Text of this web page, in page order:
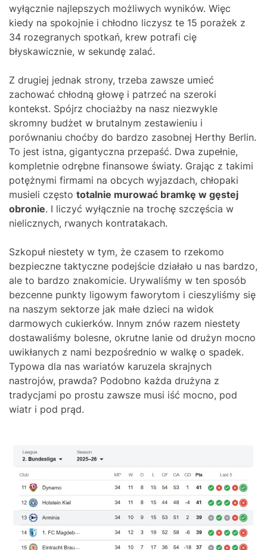
wyłącznie najlepszych możliwych wyników. Więc
kiedy na spokojnie i chłodno liczysz te 15 porażek z
34 rozegranych spotkań, krew potrafi cię
błyskawicznie, w sekundę zalać.
Z drugiej jednak strony, trzeba zawsze umieć
zachować chłodną głowę i patrzeć na szeroki
kontekst. Spójrz chociażby na nasz niezwykle
skromny budżet w brutalnym zestawieniu i
porównaniu choćby do bardzo zasobnej Herthy Berlin.
To jest istna, gigantyczna przepaść. Dwa zupełnie,
kompletnie odrębne finansowe światy. Grając z takimi
potężnymi firmami na obcych wyjazdach, chłopaki
musieli często totalnie murować bramkę w gęstej
obronie. I liczyć wyłącznie na trochę szczęścia w
nielicznych, rwanych kontratakach.
Szkopuł niestety w tym, że czasem to rzekomo
bezpieczne taktyczne podejście działało u nas bardzo,
ale to bardzo znakomicie. Urywaliśmy w ten sposób
bezcenne punkty ligowym faworytom i cieszyliśmy się
na naszym sektorze jak małe dzieci na widok
darmowych cukierków. Innym znów razem niestety
dostawaliśmy bolesne, okrutne lanie od drużyn mocno
uwikłanych z nami bezpośrednio w walkę o spadek.
Typowa dla nas wariatów karuzela skrajnych
nastrojów, prawda? Podobno każda drużyna z
tradycjami po prostu zawsze musi iść mocno, pod
wiatr i pod prąd.